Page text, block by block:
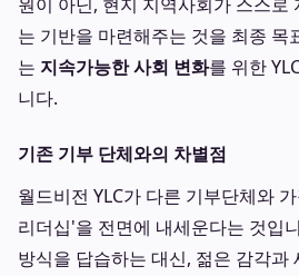
는 기반을 마련해주는 것을 최종 목
는 지속가능한 사회 변화를 위한
니다.
기존 기부 단체와의 차별점
월드비전 YLC가 다른 기부단체와
리더십'을 전면에 내세운다는 것입
방식을 답습하는 대신, 젊은 감각과